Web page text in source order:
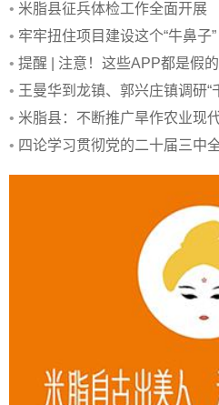
• 米脂县征兵体检工作全面开展
• 牢牢扭住项目建设这个“牛鼻子”
• 提醒 | 注意！这些APP都是假的
• 王曼华到龙镇、郭兴庄镇调研“
• 米脂县：不断推广旱作农业现
“翅膀”
• 四论学习贯彻党的二十届三中